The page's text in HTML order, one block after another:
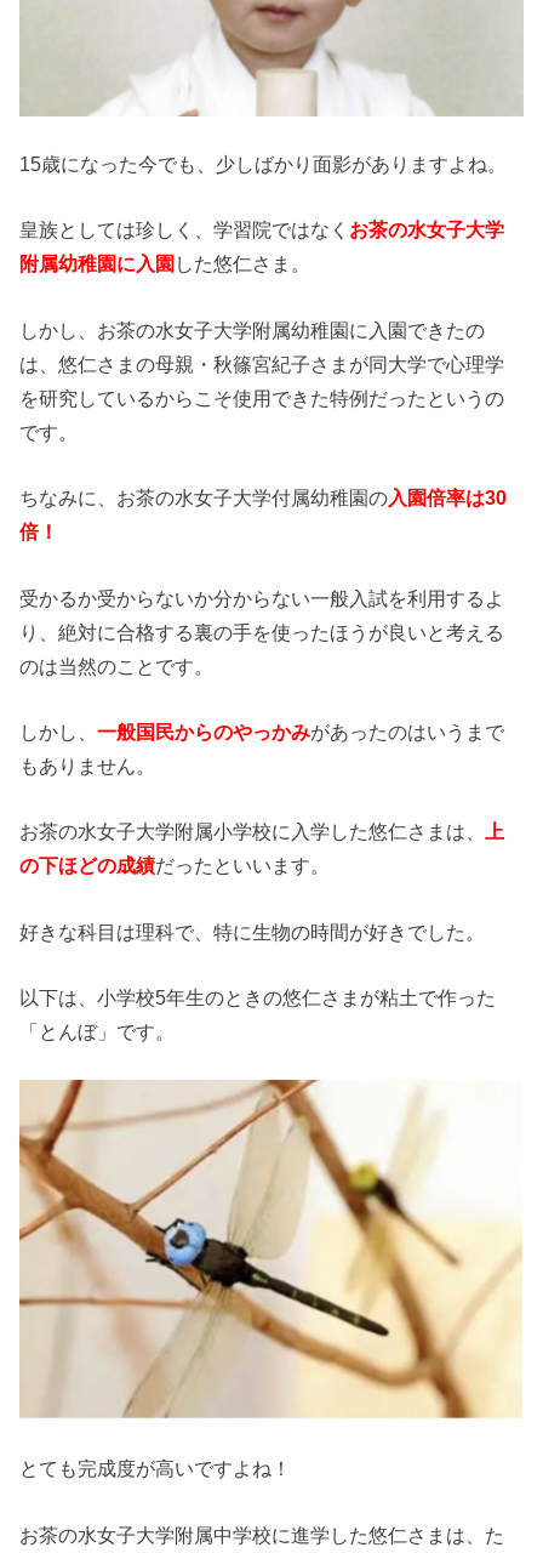
15歳になった今でも、少しばかり面影がありますよね。
皇族としては珍しく、学習院ではなく お茶の水女子大学
附属幼稚園に入園 した悠仁さま。
しかし、お茶の水女子大学附属幼稚園に入園できたの
は、悠仁さまの母親・秋篠宮紀子さまが同大学で心理学
を研究しているからこそ使用できた特例だったというの
です。
ちなみに、お茶の水女子大学付属幼稚園の入園倍率は30
倍！
受かるか受からないか分からない一般入試を利用するよ
り、絶対に合格する裏の手を使ったほうが良いと考える
のは当然のことです。
しかし、一般国民からのやっかみがあったのはいうまで
もありません。
お茶の水女子大学附属小学校に入学した悠仁さまは、
上
の下ほどの成績だったといいます。
好きな科目は理科で、特に生物の時間が好きでした。
以下は、小学校5年生のときの悠仁さまが粘土で作った
「とんぼ」です。
とても完成度が高いですよね！
お茶の水女子大学附属中学校に進学した悠仁さまは、た